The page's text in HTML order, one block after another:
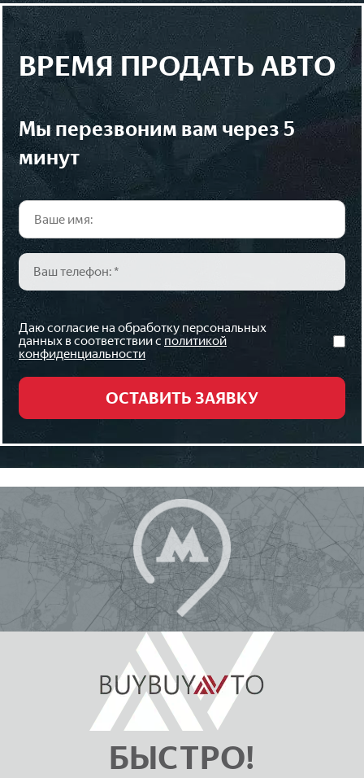
ВРЕМЯ ПРОДАТЬ АВТО
мы перезвоним вам через 5
минут
Даю согласие на обработку персональных
данных в соответствии с политикой
конфиденциальности
БЫСТРО!